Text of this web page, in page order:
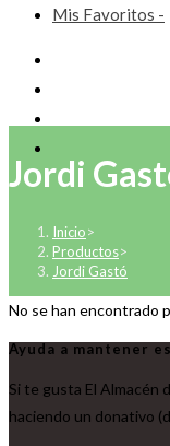
Mis Favoritos -
Jordi
Inicio>
Productos>
Jordi Gastó
No se han encontrado
Ayuda a mantener
Si te gusta El Almacén
haciendo un donativo